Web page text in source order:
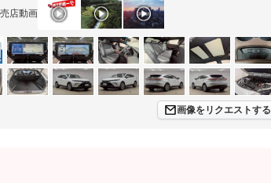
店動画
画像をリクエストする